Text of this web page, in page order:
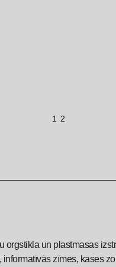
1 2
un plastmasas
zīmes, kases